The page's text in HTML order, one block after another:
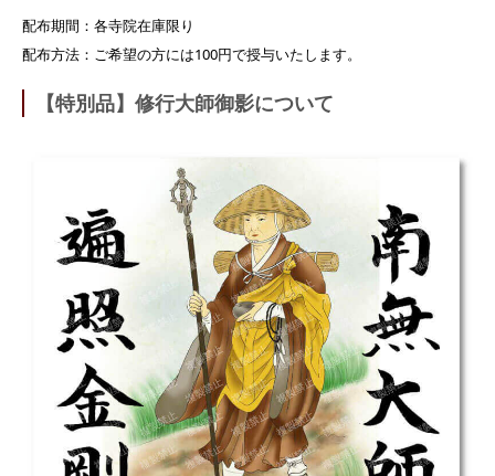
配布期間：各寺院在庫限り
配布方法：ご希望の方には100円で授与いたします。
【特別品】修行大師御影について